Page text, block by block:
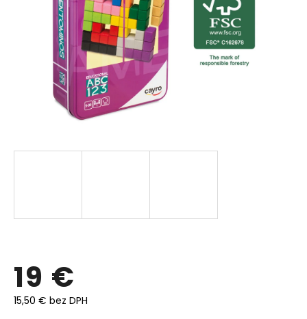
19 €
15,50 € bez DPH